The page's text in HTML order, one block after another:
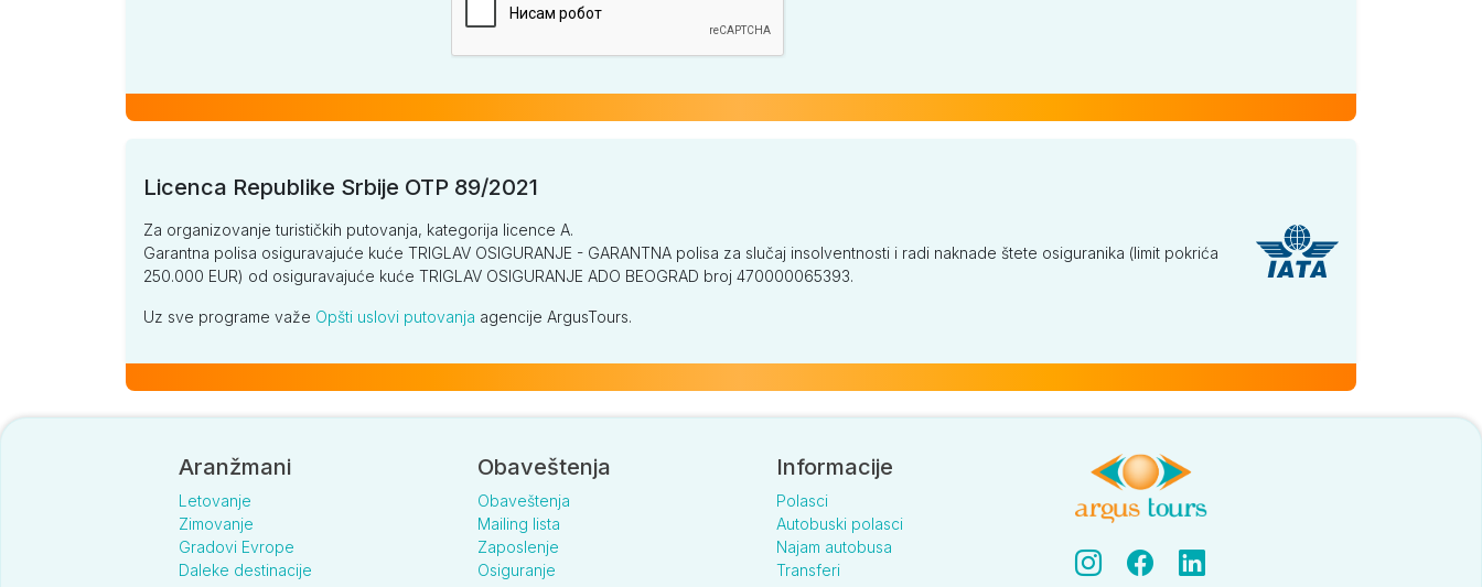
Licenca Republike Srbije OTP 89/2021
Za organizovanje turističkih putovanja, kategorija licence A.
Garantna polisa osiguravajuće kuće TRIGLAV OSIGURANJE - GARANTNA polisa za slučaj insolventnosti i radi naknade štete osiguranika (limit pokrića
250.000 EUR) od osiguravajuće kuće TRIGLAV OSIGURANJE ADO BEOGRAD broj 470000065393.
Uz sve programe važe Opšti uslovi putovanja agencije ArgusTours.
Aranžmani
Letovanje
Zimovanje
Gradovi Evrope
Daleke destinacije
Obaveštenja
Obaveštenja
Mailing lista
Zaposlenje
Osiguranje
Informacije
Polasci
Autobuski polasci
Najam autobusa
Transferi